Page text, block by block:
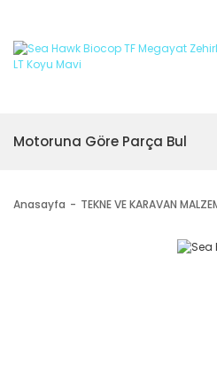
Motoruna Göre Parça Bul
Anasayfa TEKNE VE KARAVAN